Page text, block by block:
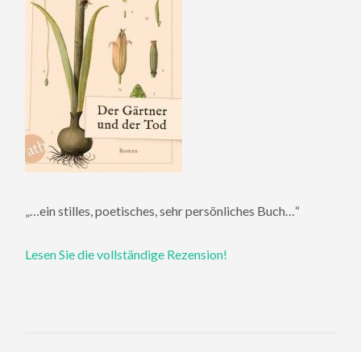
„…ein stilles, poetisches, sehr persönliches Buch…“
Lesen Sie die vollständige Rezension!